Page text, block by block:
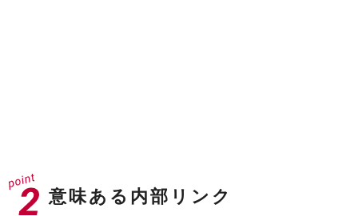
意味ある内部リンク